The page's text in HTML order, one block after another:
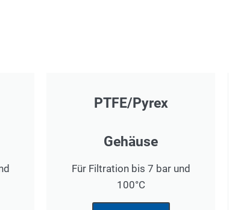
PTFE/Pyrex
Gehäuse
Für Filtration bis 7 bar und
100°C